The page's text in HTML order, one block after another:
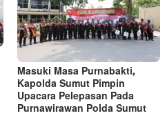
Masuki Masa Purnabakti,
Kapolda Sumut Pimpin
Upacara Pelepasan Pada
Purnawirawan Polda Sumut